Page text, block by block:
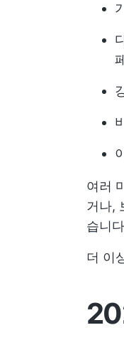
여러
거나,
습니
더 이